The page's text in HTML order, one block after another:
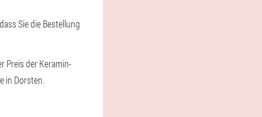
Sie die Bestellung
Preis der Keramin-
in Dorsten.